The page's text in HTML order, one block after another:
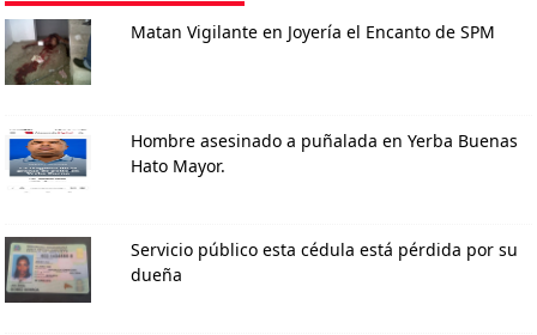
Matan Vigilante en Joyería el Encanto de SPM
Hombre asesinado a puñalada en Yerba Buenas
Hato Mayor.
Servicio público esta cédula está pérdida por su
dueña